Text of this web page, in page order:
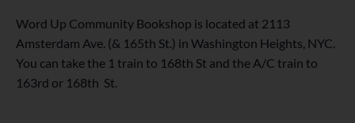
Word Up Community Bookshop is located at 2113
Amsterdam Ave. (& 165th St.) in Washington Heights, NYC.
You can take the 1 train to 168th St and the A/C train to
163rd or 168th St.